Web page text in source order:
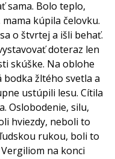
sama. Bolo teplo,
kúpila čelovku.
o štvrtej a išli behať.
doteraz len
skúške. Na oblohe
bodka žltého svetla a
ustúpili lesu. Cítila
Oslobodenie, silu,
hviezdy, neboli to
rukou, boli to
na konci